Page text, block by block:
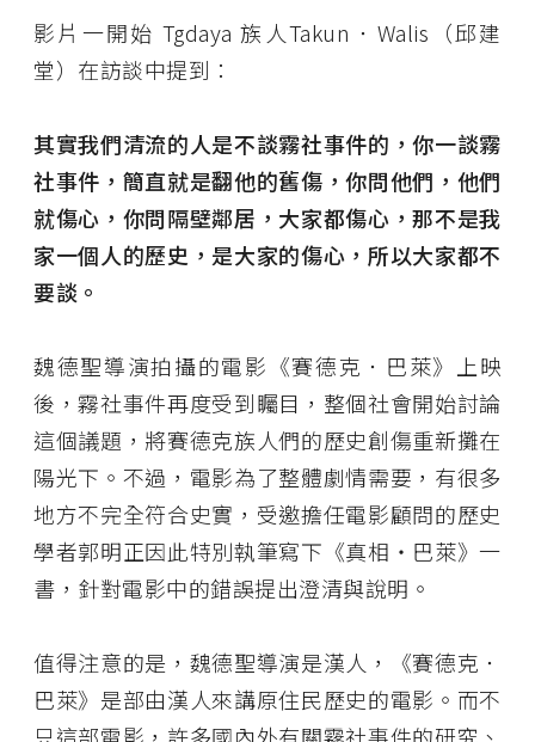
影片一開始 Tgdaya 族人Takun．Walis（邱建
堂）在訪談中提到：
其實我們清流的人是不談霧社事件的，你一談霧
社事件，簡直就是翻他的舊傷，你問他們，他們
就傷心，你問隔壁鄰居，大家都傷心，那不是我
家一個人的歷史，是大家的傷心，所以大家都不
要談。
魏德聖導演拍攝的電影《賽德克．巴萊》上映
後，霧社事件再度受到矚目，整個社會開始討論
這個議題，將賽德克族人們的歷史創傷重新攤在
陽光下。不過，電影為了整體劇情需要，有很多
地方不完全符合史實，受邀擔任電影顧問的歷史
學者郭明正因此特別執筆寫下《真相‧巴萊》一
書，針對電影中的錯誤提出澄清與說明。
值得注意的是，魏德聖導演是漢人，《賽德克．
巴萊》是部由漢人來講原住民歷史的電影。而不